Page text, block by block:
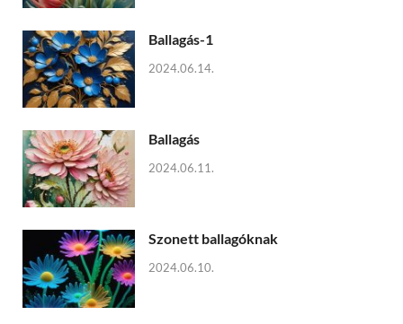
Ballagás-1
2024.06.14.
Ballagás
2024.06.11.
Szonett ballagóknak
2024.06.10.